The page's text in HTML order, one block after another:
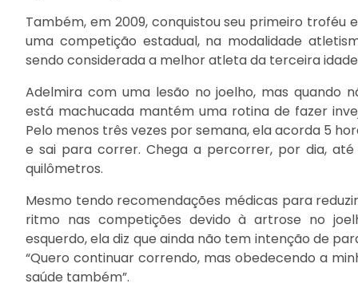
Também, em 2009, conquistou seu primeiro troféu
uma competição estadual, na modalidade
sendo considerada a melhor atleta da terceira
Adelmira com uma lesão no joelho, mas quando
está machucada mantém uma rotina de fazer
Pelo menos três vezes por semana, ela acorda 5
e sai para correr. Chega a percorrer, por dia, até
quilômetros.
Mesmo tendo recomendações médicas para
ritmo nas competições devido à artrose no
esquerdo, ela diz que ainda não tem intenção de
“Quero continuar correndo, mas obedecendo a
saúde também”.